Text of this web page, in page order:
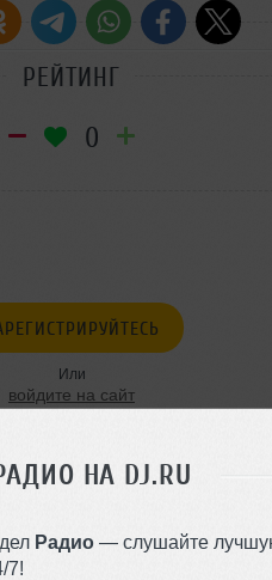
НА DJ.RU
Радио — слушайте
7!
РЕЙТИНГ
0
Или
войдите на сайт
v konce tvojega taksta